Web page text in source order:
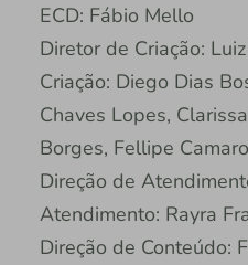
ECD: Fábio Mello
Diretor de Criação:
Criação: Diego Dias
Chaves Lopes,
Borges, Fellipe
Direção de
Atendimento: Rayra
Direção de Conteúdo: